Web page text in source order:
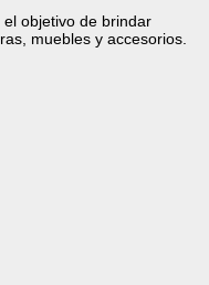
objetivo de brindar
muebles y accesorios.